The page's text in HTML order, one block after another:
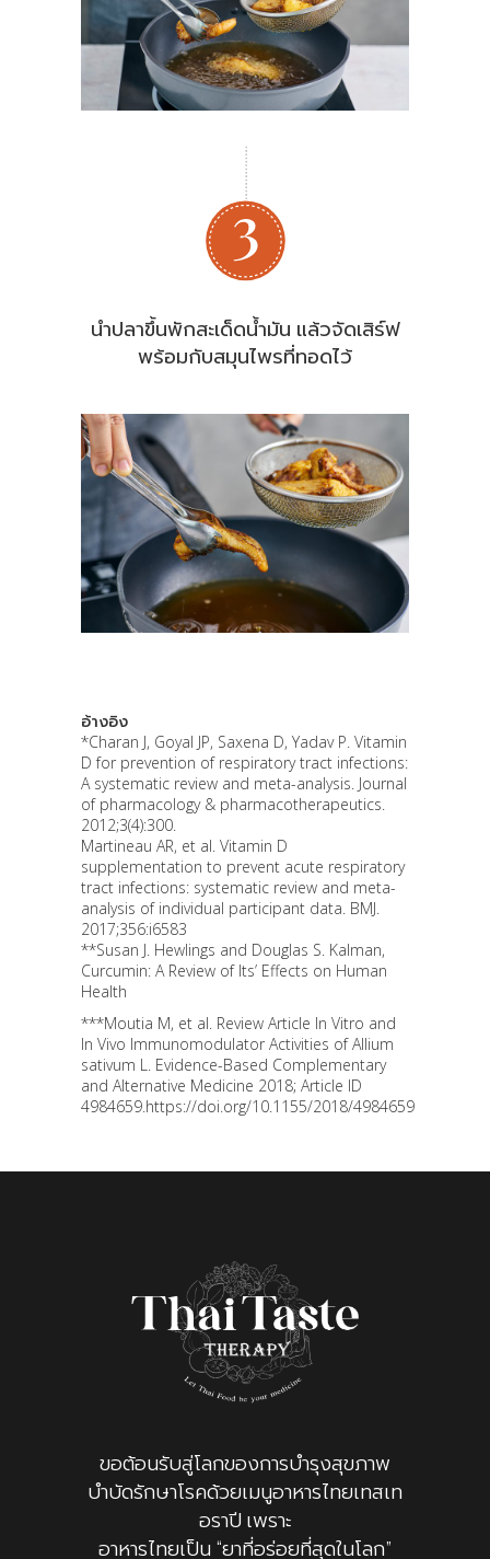
นำปลาขึ้นพักสะเด็ดน้ำมัน แล้วจัดเสิร์ฟ
พร้อมกับสมุนไพรที่ทอดไว้
อ้างอิง
*Charan J, Goyal JP, Saxena D, Yadav P. Vitamin
D for prevention of respiratory tract infections:
A systematic review and meta-analysis. Journal
of pharmacology & pharmacotherapeutics.
2012;3(4):300.
Martineau AR, et al. Vitamin D
supplementation to prevent acute respiratory
tract infections: systematic review and meta-
analysis of individual participant data. BMJ.
2017;356:i6583
**Susan J. Hewlings and Douglas S. Kalman,
Curcumin: A Review of Its’ Effects on Human
Health
***Moutia M, et al. Review Article In Vitro and
In Vivo Immunomodulator Activities of Allium
sativum L. Evidence-Based Complementary
and Alternative Medicine 2018; Article ID
4984659.https://doi.org/10.1155/2018/4984659
ขอต้อนรับสู่โลกของการบำรุงสุขภาพ
บำบัดรักษาโรคด้วยเมนูอาหารไทยเทสเท
อราปี เพราะ
อาหารไทยเป็น “ยาที่อร่อยที่สุดในโลก”